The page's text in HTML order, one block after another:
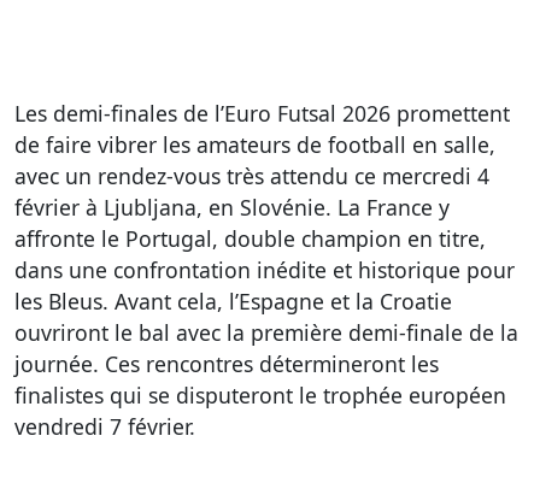
Les demi-finales de l’Euro Futsal 2026 promettent
de faire vibrer les amateurs de football en salle,
avec un rendez-vous très attendu ce mercredi 4
février à Ljubljana, en Slovénie. La France y
affronte le Portugal, double champion en titre,
dans une confrontation inédite et historique pour
les Bleus. Avant cela, l’Espagne et la Croatie
ouvriront le bal avec la première demi-finale de la
journée. Ces rencontres détermineront les
finalistes qui se disputeront le trophée européen
vendredi 7 février.